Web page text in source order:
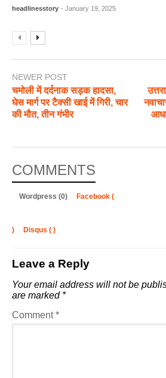
headlinesstory - January 19, 2025
NEWER POST
चमोली में दर्दनाक सड़क हादसा,
घेस मार्ग पर टैक्सी खाई में गिरी, चार
की मौत, तीन गंभीर
COMMENTS
Wordpress (0) Facebook (
) Disqus ( )
Leave a Reply
Your email address will not be
are marked *
Comment*